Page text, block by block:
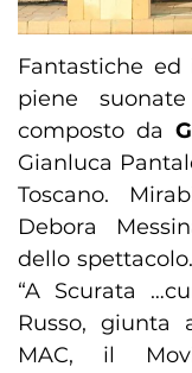
Fantastiche
piene
composto da
Gianluca
Toscano.
Debora
dello
“A Scurata
Russo, giunta
MAC, il